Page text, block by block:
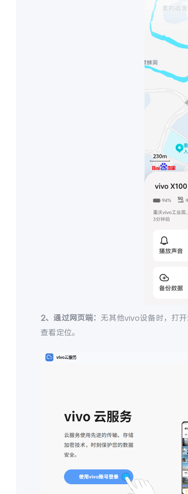
2、通过网页端： 无其他vivo设备时，打
查看定位。